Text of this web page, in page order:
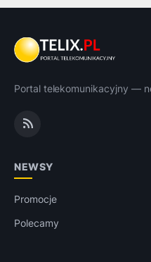
Portal telekomunikacyjny —
NEWSY
Promocje
Polecamy